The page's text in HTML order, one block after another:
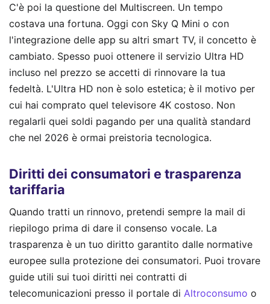
C'è poi la questione del Multiscreen. Un tempo
costava una fortuna. Oggi con Sky Q Mini o con
l'integrazione delle app su altri smart TV, il concetto è
cambiato. Spesso puoi ottenere il servizio Ultra HD
incluso nel prezzo se accetti di rinnovare la tua
fedeltà. L'Ultra HD non è solo estetica; è il motivo per
cui hai comprato quel televisore 4K costoso. Non
regalarli quei soldi pagando per una qualità standard
che nel 2026 è ormai preistoria tecnologica.
Diritti dei consumatori e trasparenza
tariffaria
Quando tratti un rinnovo, pretendi sempre la mail di
riepilogo prima di dare il consenso vocale. La
trasparenza è un tuo diritto garantito dalle normative
europee sulla protezione dei consumatori. Puoi trovare
guide utili sui tuoi diritti nei contratti di
telecomunicazioni presso il portale di Altroconsumo o